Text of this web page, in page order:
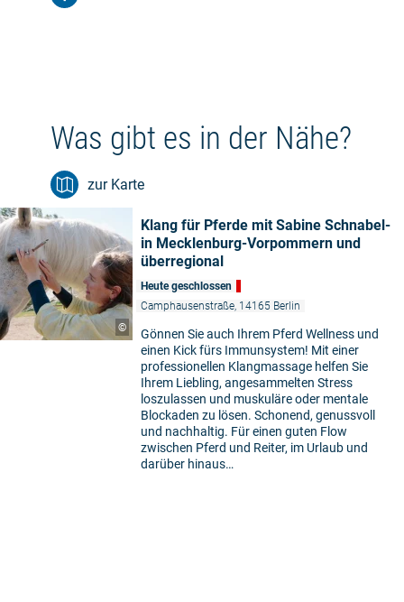
Was gibt es in der Nähe?
zur Karte
©
Klang für Pferde mit Sabine Schnabel-
in Mecklenburg-Vorpommern und
überregional
Heute geschlossen
Camphausenstraße, 14165 Berlin
Gönnen Sie auch Ihrem Pferd Wellness und
einen Kick fürs Immunsystem! Mit einer
professionellen Klangmassage helfen Sie
Ihrem Liebling, angesammelten Stress
loszulassen und muskuläre oder mentale
Blockaden zu lösen. Schonend, genussvoll
und nachhaltig. Für einen guten Flow
zwischen Pferd und Reiter, im Urlaub und
darüber hinaus…